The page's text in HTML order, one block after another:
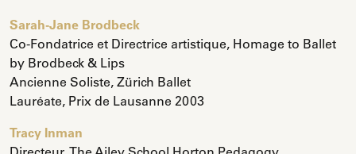
Sarah-Jane Brodbeck
Co-Fondatrice et Directrice artistique, Homage to Ballet
by Brodbeck & Lips
Ancienne Soliste, Zürich Ballet
Lauréate, Prix de Lausanne 2003
Tracy Inman